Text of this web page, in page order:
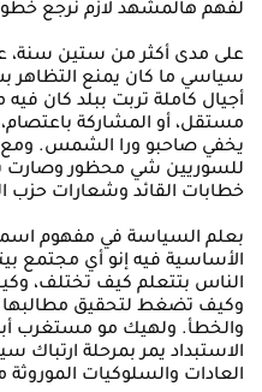
لفهم هالمشهد لازم نرجع
على مدى أكثر من ستين
سياسي ما كان يمنع
أجيال كاملة تربت ببلد كان
مستقل، أو المشاركة
يخفي صاحبو ورا الشمس. ومع
للسوريين شي محظور وصارت
خطابات القائد وشعارات
بعلم السياسة في مفهوم اسمه
الأساسية فيه إنو أي مجتمع
الناس بتتعلم كيف تختلف،
وكيف تضغط لتحقيق مطالبها
والخطأ. ولهيك مو مستغرب
الاستبداد يمر بمرحلة
العادات والسلوكيات الموروثة